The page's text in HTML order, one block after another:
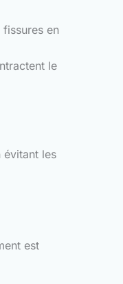
en
le
évitant les
est